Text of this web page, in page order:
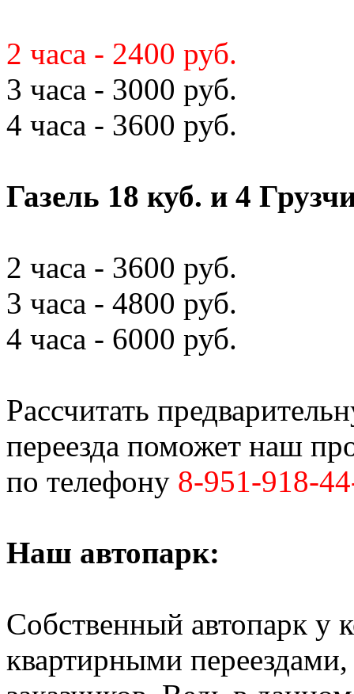
2 часа - 2400 руб.
3 часа - 3000 руб.
4 часа - 3600 руб.
Газель 18 куб. и 4
2 часа - 3600 руб.
3 часа - 4800 руб.
4 часа - 6000 руб.
Рассчитать
переезда поможет наш
по телефону 8-951-918-
Наш автопарк:
Собственный автопарк у
квартирными